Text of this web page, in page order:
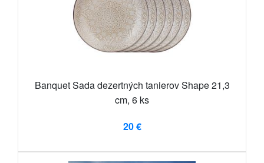
Banquet Sada dezertných tanierov Shape 21,3
cm, 6 ks
20 €